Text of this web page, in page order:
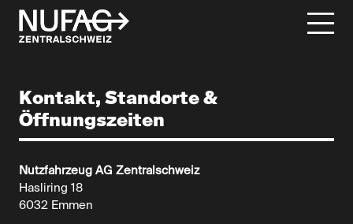
Kontakt, Standorte &
Öffnungszeiten
Nutzfahrzeug AG Zentralschweiz
Hasliring 18
6032 Emmen